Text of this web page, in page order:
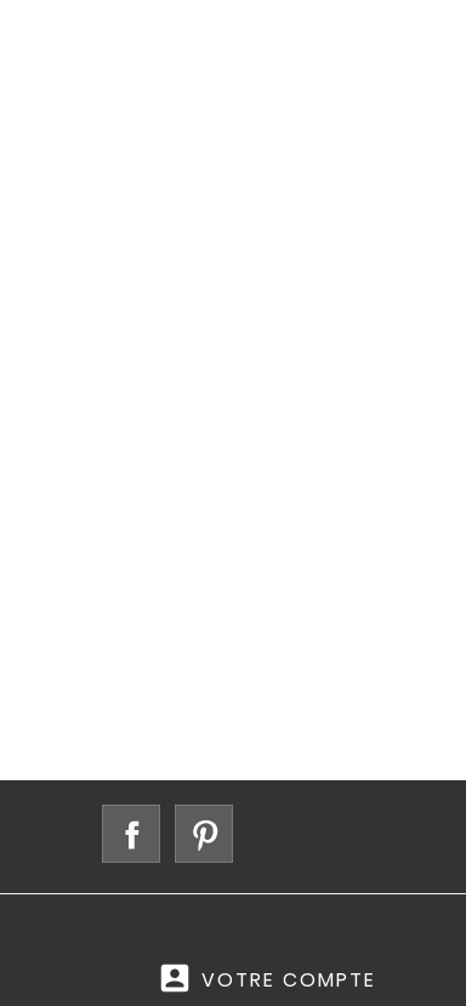
Facebook
account_box VOTRE COMPTE